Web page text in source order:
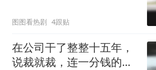
图图看热剧 4跟贴
在公司干了整整十五年，
说裁就裁，连一分钱的赔